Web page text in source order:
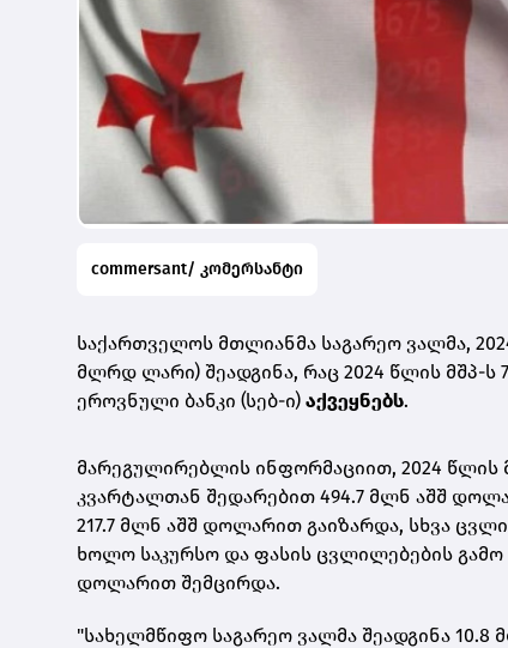
commersant/ კომერსანტი
საქართველოს მთლიანმა საგარეო ვალმა,
მლრდ ლარი) შეადგინა, რაც 2024 წლის მშპ-ს
ეროვნული ბანკი (სებ-ი) აქვეყნებს.
მარეგულირებლის ინფორმაციით, 2024
კვარტალთან შედარებით 494.7 მლნ აშშ
217.7 მლნ აშშ დოლარით გაიზარდა, სხვა
ხოლო საკურსო და ფასის ცვლილებების
დოლარით შემცირდა.
"სახელმწიფო საგარეო ვალმა შეადგინა